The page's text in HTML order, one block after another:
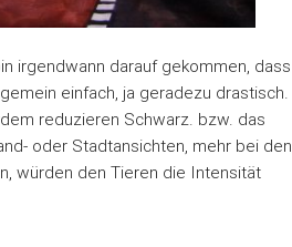
irgendwann darauf gekommen, dass
einfach, ja geradezu drastisch.
reduzieren Schwarz. bzw. das
oder Stadtansichten, mehr bei den
würden den Tieren die Intensität